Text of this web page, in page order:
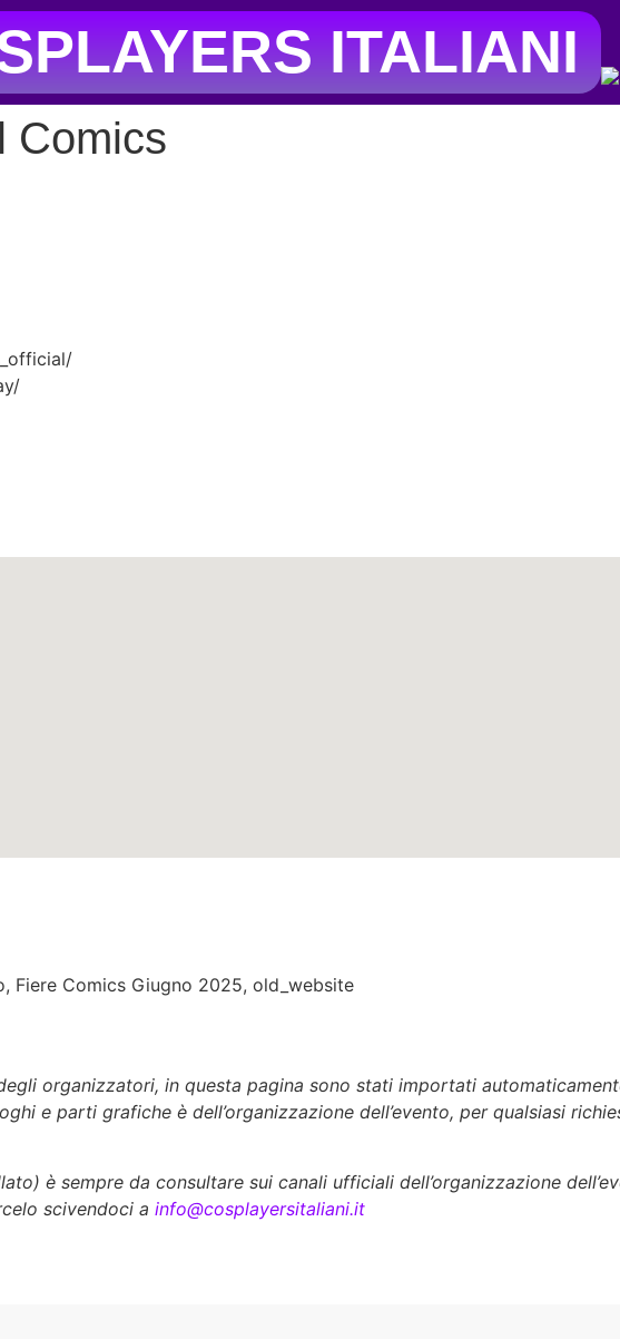
ITALIANI
Comics
, Fiere Comics Giugno 2025, old_website
organizzatori, in questa pagina sono stati importati
e parti grafiche è dell’organizzazione dell’evento, per qualsiasi
è sempre da consultare sui canali ufficiali dell’organizzazione
scivendoci a info@cosplayersitaliani.it